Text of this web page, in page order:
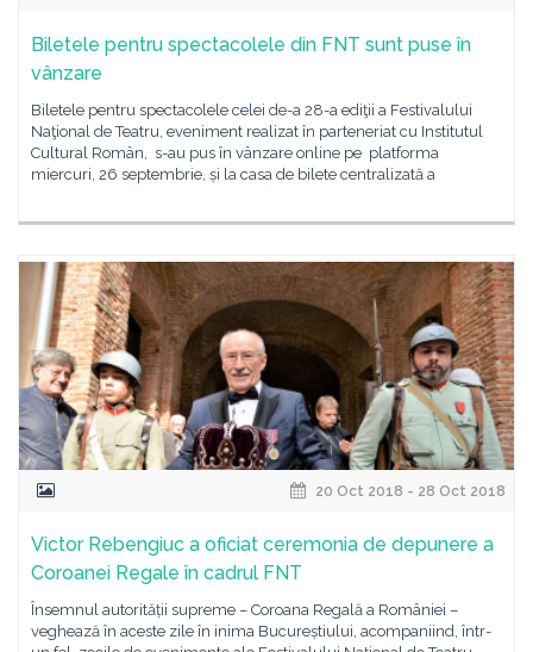
Biletele pentru spectacolele din FNT sunt puse în
vânzare
Biletele pentru spectacolele celei de-a 28-a ediţii a Festivalului
Naţional de Teatru, eveniment realizat în parteneriat cu Institutul
Cultural Român, s-au pus în vânzare online pe platforma
miercuri, 26 septembrie, și la casa de bilete centralizată a
20 Oct 2018 - 28 Oct 2018
Victor Rebengiuc a oficiat ceremonia de depunere a
Coroanei Regale în cadrul FNT
Însemnul autorității supreme – Coroana Regală a României –
veghează în aceste zile în inima Bucureștiului, acompaniind, într-